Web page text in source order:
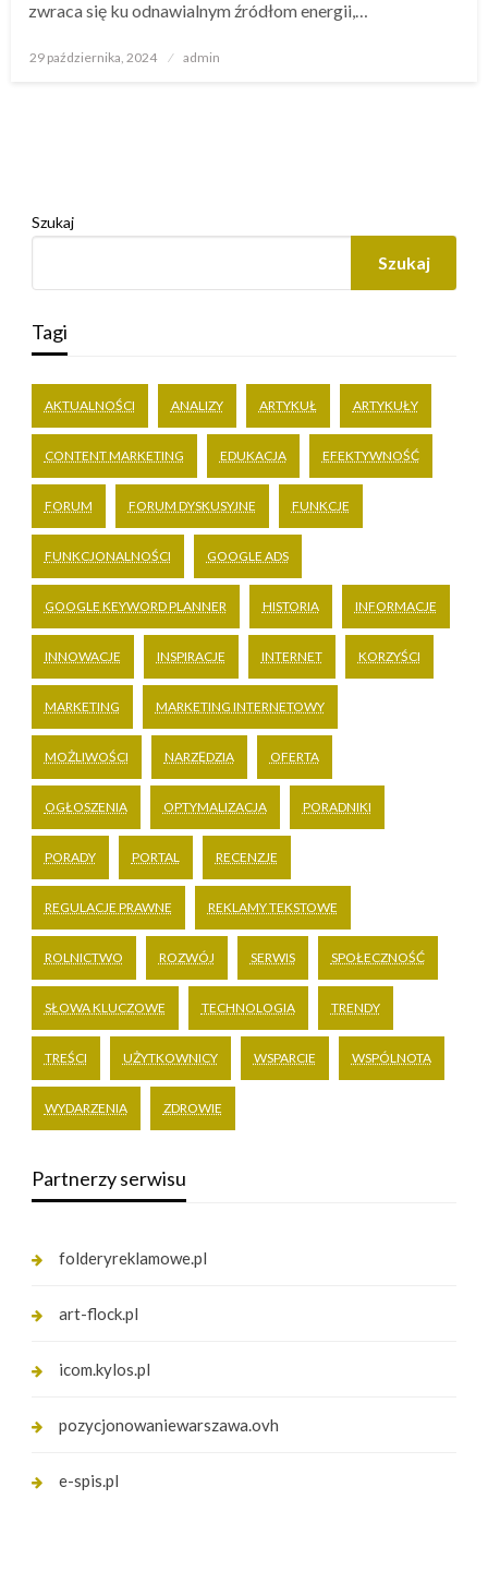
zwraca się ku odnawialnym źródłom energii,…
Opublikowane
29 października, 2024 admin
Szukaj
Szukaj
Tagi
AKTUALNOŚCI ANALIZY ARTYKUŁ ARTYKUŁY
CONTENT MARKETING EDUKACJA EFEKTYWNOŚĆ
FORUM FORUM DYSKUSYJNE FUNKCJE
FUNKCJONALNOŚCI GOOGLE ADS
GOOGLE KEYWORD PLANNER HISTORIA INFORMACJE
INNOWACJE INSPIRACJE INTERNET KORZYŚCI
MARKETING MARKETING INTERNETOWY
MOŻLIWOŚCI NARZĘDZIA OFERTA
OGŁOSZENIA OPTYMALIZACJA PORADNIKI
PORADY PORTAL RECENZJE
REGULACJE PRAWNE REKLAMY TEKSTOWE
ROLNICTWO ROZWÓJ SERWIS SPOŁECZNOŚĆ
SŁOWA KLUCZOWE TECHNOLOGIA TRENDY
TREŚCI UŻYTKOWNICY WSPARCIE WSPÓLNOTA
WYDARZENIA ZDROWIE
Partnerzy serwisu
folderyreklamowe.pl
art-flock.pl
icom.kylos.pl
pozycjonowaniewarszawa.ovh
e-spis.pl